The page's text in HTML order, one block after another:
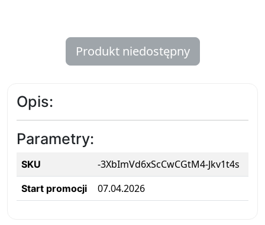
Produkt niedostępny
Opis:
Parametry:
SKU -3XbImVd6xScCwCGtM4-Jkv1t4s
Start promocji 07.04.2026